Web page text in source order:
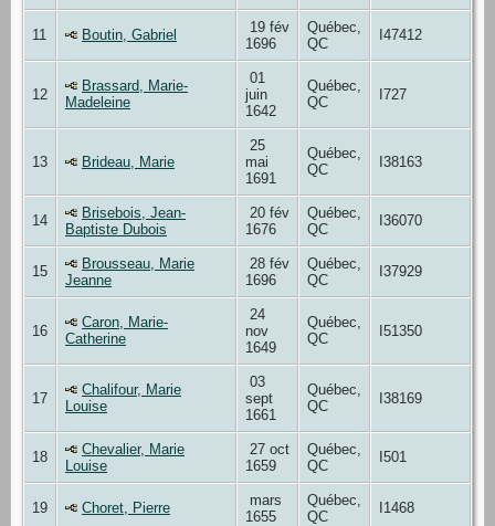
11 Boutin, Gabriel
19 fév
1696
Québec,
QC
I47412
12
Brassard, Marie-
Madeleine
01
juin
1642
Québec,
QC
I727
13 Brideau, Marie
25
mai
1691
Québec,
QC
I38163
14
Brisebois, Jean-
Baptiste Dubois
20 fév
1676
Québec,
QC
I36070
15
Brousseau, Marie
Jeanne
28 fév
1696
Québec,
QC
I37929
16
Caron, Marie-
Catherine
24
nov
1649
Québec,
QC
I51350
17
Chalifour, Marie
Louise
03
sept
1661
Québec,
QC
I38169
18
Chevalier, Marie
Louise
27 oct
1659
Québec,
QC
I501
19 Choret, Pierre
mars
1655
Québec,
QC
I1468